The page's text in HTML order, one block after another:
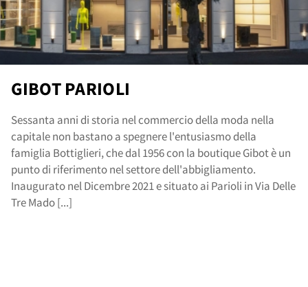
GIBOT PARIOLI
Sessanta anni di storia nel commercio della moda nella
capitale non bastano a spegnere l'entusiasmo della
famiglia Bottiglieri, che dal 1956 con la boutique Gibot è un
punto di riferimento nel settore dell'abbigliamento.
Inaugurato nel Dicembre 2021 e situato ai Parioli in Via Delle
Tre Mado [...]